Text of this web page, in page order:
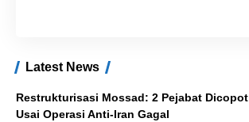
Latest News
Restrukturisasi Mossad: 2 Pejabat Dicopot
Usai Operasi Anti-Iran Gagal